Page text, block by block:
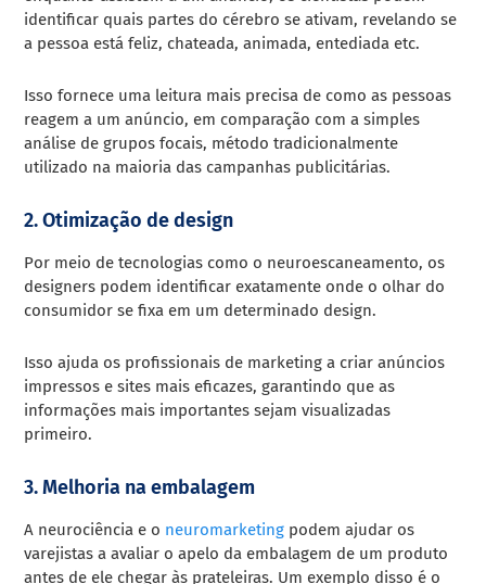
identificar quais partes do cérebro se ativam, revelando se
a pessoa está feliz, chateada, animada, entediada etc.
Isso fornece uma leitura mais precisa de como as pessoas
reagem a um anúncio, em comparação com a simples
análise de grupos focais, método tradicionalmente
utilizado na maioria das campanhas publicitárias.
2. Otimização de design
Por meio de tecnologias como o neuroescaneamento, os
designers podem identificar exatamente onde o olhar do
consumidor se fixa em um determinado design.
Isso ajuda os profissionais de marketing a criar anúncios
impressos e sites mais eficazes, garantindo que as
informações mais importantes sejam visualizadas
primeiro.
3. Melhoria na embalagem
A neurociência e o neuromarketing podem ajudar os
varejistas a avaliar o apelo da embalagem de um produto
antes de ele chegar às prateleiras. Um exemplo disso é o